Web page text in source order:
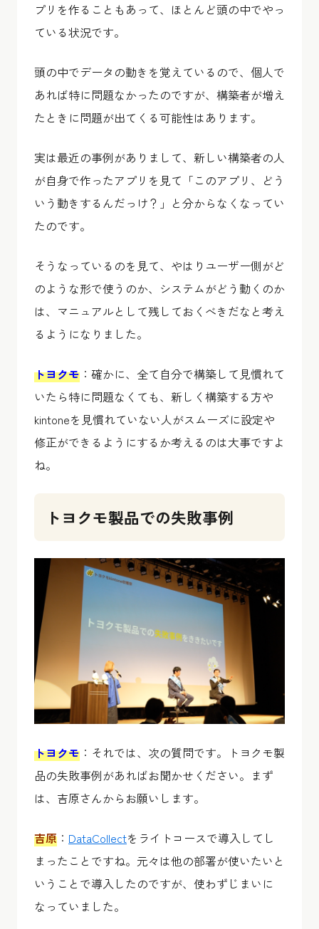
プリを作ることもあって、ほとんど頭の中でやっ
ている状況です。
頭の中でデータの動きを覚えているので、個人で
あれば特に問題なかったのですが、構築者が増え
たときに問題が出てくる可能性はあります。
実は最近の事例がありまして、新しい構築者の人
が自身で作ったアプリを見て「このアプリ、どう
いう動きするんだっけ？」と分からなくなってい
たのです。
そうなっているのを見て、やはりユーザー側がど
のような形で使うのか、システムがどう動くのか
は、マニュアルとして残しておくべきだなと考え
るようになりました。
トヨクモ ：確かに、全て自分で構築して見慣れて
いたら特に問題なくても、新しく構築する方や
kintoneを見慣れていない人がスムーズに設定や
修正ができるようにするか考えるのは大事ですよ
ね。
トヨクモ製品での失敗事例
トヨクモ ：それでは、次の質問です。トヨクモ製
品の失敗事例があればお聞かせください。まず
は、吉原さんからお願いします。
吉原 ： DataCollectをライトコースで導入してし
まったことですね。元々は他の部署が使いたいと
いうことで導入したのですが、使わずじまいに
なっていました。